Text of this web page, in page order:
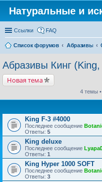
Натуральные и
Ссылки FAQ
Список форумов Абразивы
Абразивы Кинг
Новая тема
4 темы
King F-3 #4000
Последнее сообщение
Ответы: 5
King deluxe
Последнее сообщение
Ответы: 1
King Hyper 1000 SOFT
Последнее сообщение
Ответы: 3